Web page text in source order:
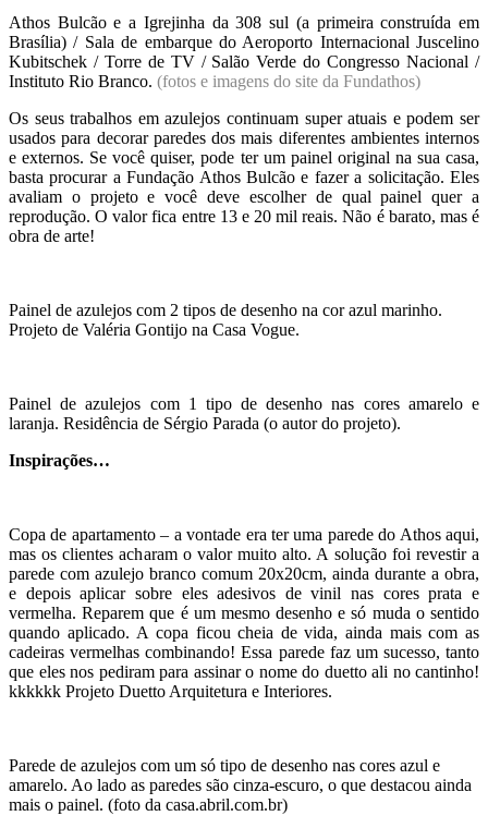
Athos Bulcão e a Igrejinha da 308 sul (a primeira construída em
Brasília) / Sala de embarque do Aeroporto Internacional Juscelino
Kubitschek / Torre de TV / Salão Verde do Congresso Nacional /
Instituto Rio Branco. (fotos e imagens do site da Fundathos)
Os seus trabalhos em azulejos continuam super atuais e podem ser
usados para decorar paredes dos mais diferentes ambientes internos
e externos. Se você quiser, pode ter um painel original na sua casa,
basta procurar a Fundação Athos Bulcão e fazer a solicitação. Eles
avaliam o projeto e você deve escolher de qual painel quer a
reprodução. O valor fica entre 13 e 20 mil reais. Não é barato, mas é
obra de arte!
Painel de azulejos com 2 tipos de desenho na cor azul marinho.
Projeto de Valéria Gontijo na Casa Vogue.
Painel de azulejos com 1 tipo de desenho nas cores amarelo e
laranja. Residência de Sérgio Parada (o autor do projeto).
Inspirações…
Copa de apartamento – a vontade era ter uma parede do Athos aqui,
mas os clientes acharam o valor muito alto. A solução foi revestir a
parede com azulejo branco comum 20x20cm, ainda durante a obra,
e depois aplicar sobre eles adesivos de vinil nas cores prata e
vermelha. Reparem que é um mesmo desenho e só muda o sentido
quando aplicado. A copa ficou cheia de vida, ainda mais com as
cadeiras vermelhas combinando! Essa parede faz um sucesso, tanto
que eles nos pediram para assinar o nome do duetto ali no cantinho!
kkkkkk Projeto Duetto Arquitetura e Interiores.
Parede de azulejos com um só tipo de desenho nas cores azul e
amarelo. Ao lado as paredes são cinza-escuro, o que destacou ainda
mais o painel. (foto da casa.abril.com.br)